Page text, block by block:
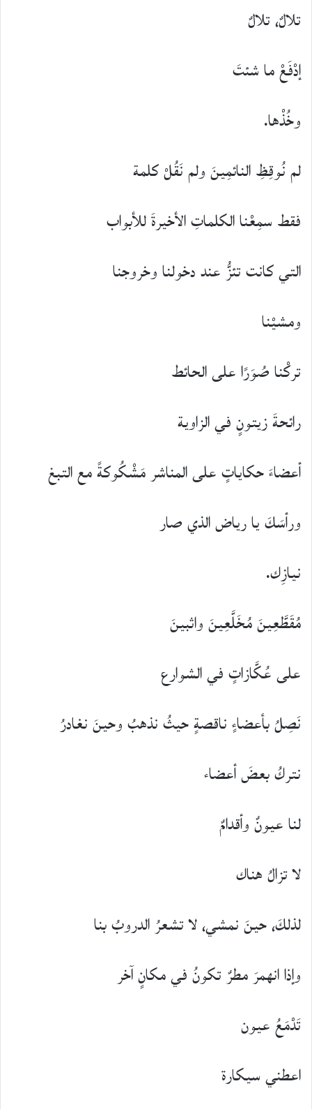
تلالٌ، تلالٌ
إدْفَعْ ما شئتَ
وخُذْها.
لم نُوقِظِ النائمِينَ ولم نَقُلْ كلمة
فقط سمِعْنا الكلماتِ الأخيرةَ للأبواب
التي كانت تئزُّ عند دخولنا وخروجنا
ومشيْنا
تركْنا صُوَرًا على الحائط
رائحةَ زيتونٍ في الزاوية
أعضاءَ حكاياتٍ على المناشر مَشْكُوكةً مع التبغ
ورأسَكَ يا رياض الذي صار
نيازِك.
مُقَطَّعِينَ مُخَلَّعِينَ واثبينَ
على عُكَّازاتٍ في الشوارع
نَصِلُ بأعضاءٍ ناقصةٍ حيثُ نذهبُ وحينَ نغادرُ
نتركُ بعضَ أعضاء
لنا عيونٌ وأقدامٌ
لا تزالُ هناك
لذلكَ، حينَ نمشي، لا تشعرُ الدروبُ بنا
وإذا انهمرَ مطرٌ تكونُ في مكانٍ آخر
تَدْمَعُ عيون
اعطني سيكارة